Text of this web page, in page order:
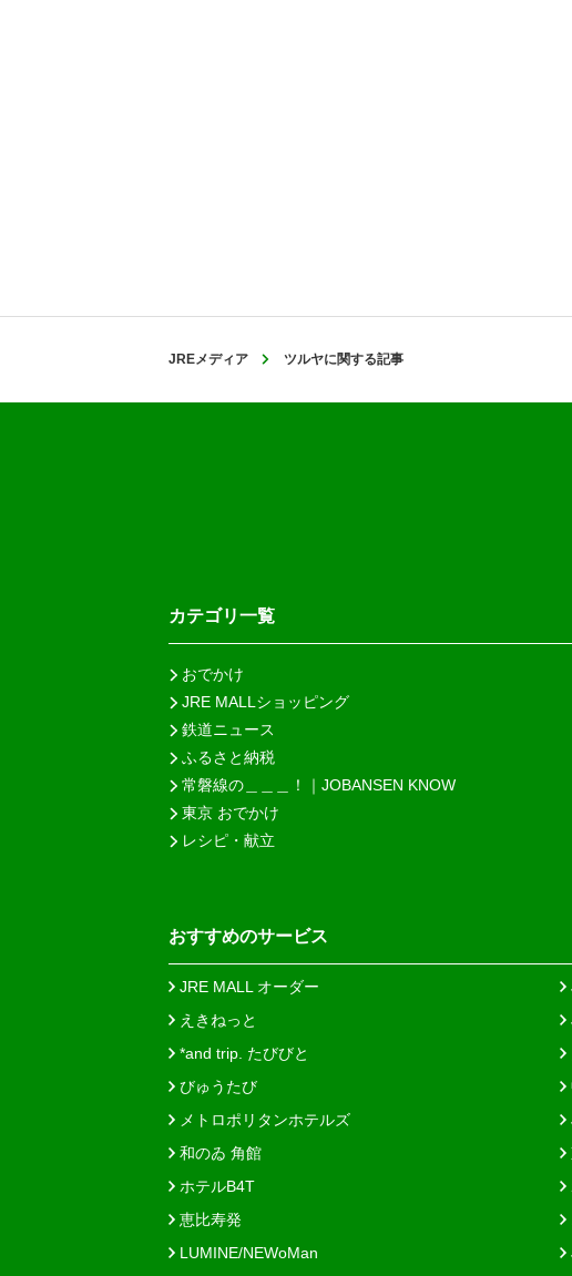
JREメディア ツルヤに関する記事
カテゴリ一覧
おでかけ
JRE MALLショッピング
鉄道ニュース
ふるさと納税
常磐線の＿＿＿！｜JOBANSEN KNOW
東京 おでかけ
レシピ・献立
おすすめのサービス
JRE MALL オーダー
えきねっと
*and trip. たびびと
びゅうたび
メトロポリタンホテルズ
和のゐ 角館
ホテルB4T
恵比寿発
LUMINE/NEWoMan